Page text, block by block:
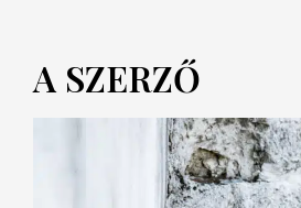
A SZERZŐ